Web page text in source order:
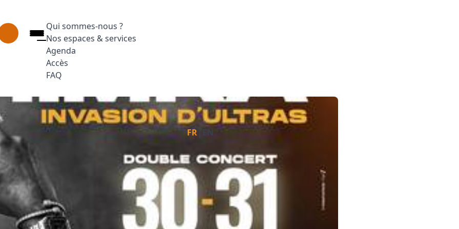
Qui sommes-nous ?
Nos espaces & services
Agenda
Accès
FAQ
Facebook
Instagram
Linkedin
FR EN